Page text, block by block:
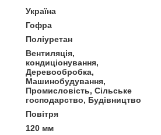
Україна
Гофра
Поліуретан
Вентиляція,
кондиціонування,
Деревообробка,
Машинобудування,
Промисловість, Сільське
господарство, Будівництво
Повітря
120 мм